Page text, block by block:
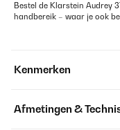
Bestel de Klarstein Audrey
handbereik – waar je ook
Kenmerken
Afmetingen &